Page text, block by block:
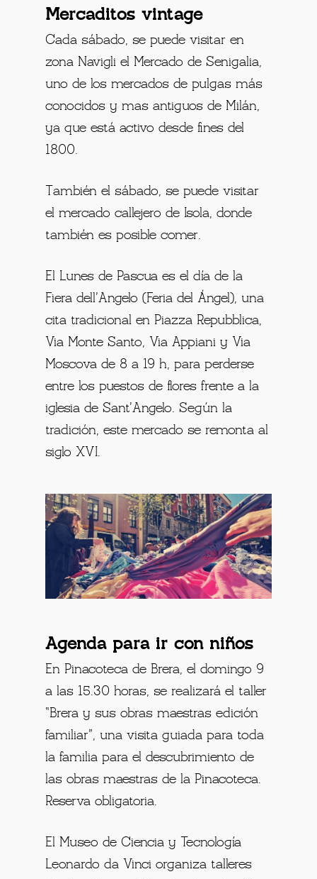
Mercaditos vintage
Cada sábado, se puede visitar en
zona Navigli el Mercado de Senigalia,
uno de los mercados de pulgas más
conocidos y mas antiguos de Milán,
ya que está activo desde fines del
1800.
También el sábado, se puede visitar
el mercado callejero de Isola, donde
también es posible comer.
El Lunes de Pascua es el día de la
Fiera dell’Angelo (Feria del Ángel), una
cita tradicional en Piazza Repubblica,
Via Monte Santo, Via Appiani y Via
Moscova de 8 a 19 h, para perderse
entre los puestos de flores frente a la
iglesia de Sant’Angelo. Según la
tradición, este mercado se remonta al
siglo XVI.
Agenda para ir con niños
En Pinacoteca de Brera, el domingo 9
a las 15.30 horas, se realizará el taller
“Brera y sus obras maestras edición
familiar”, una visita guiada para toda
la familia para el descubrimiento de
las obras maestras de la Pinacoteca.
Reserva obligatoria.
El Museo de Ciencia y Tecnología
Leonardo da Vinci organiza talleres